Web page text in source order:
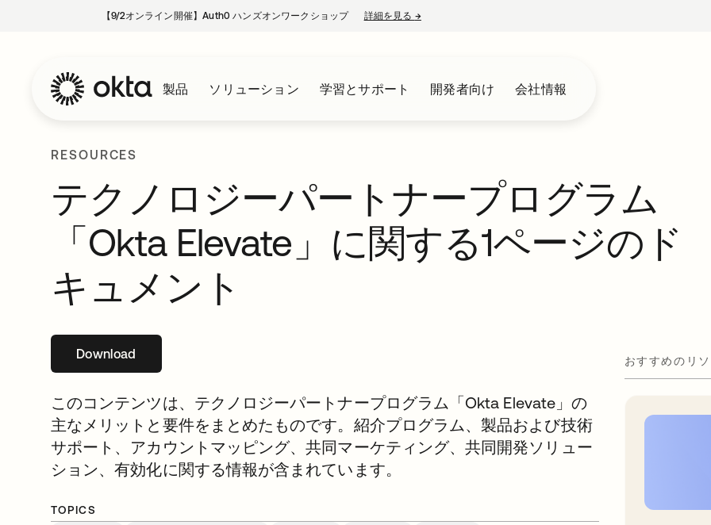
【9/2オンライン開催】Auth0 ハンズオンワークショップ 詳細を見る →新しいタブで開く
製品 ソリューション 学習とサポート 開発者向け 会社情報
RESOURCES
テクノロジーパートナープログラム
「Okta Elevate」に関する1ページのド
キュメント
Download新しいタブで開く
このコンテンツは、テクノロジーパートナープログラム「Okta Elevate」の
主なメリットと要件をまとめたものです。紹介プログラム、製品および技術
サポート、アカウントマッピング、共同マーケティング、共同開発ソリュー
ション、有効化に関する情報が含まれています。
TOPICS
おすすめのリ